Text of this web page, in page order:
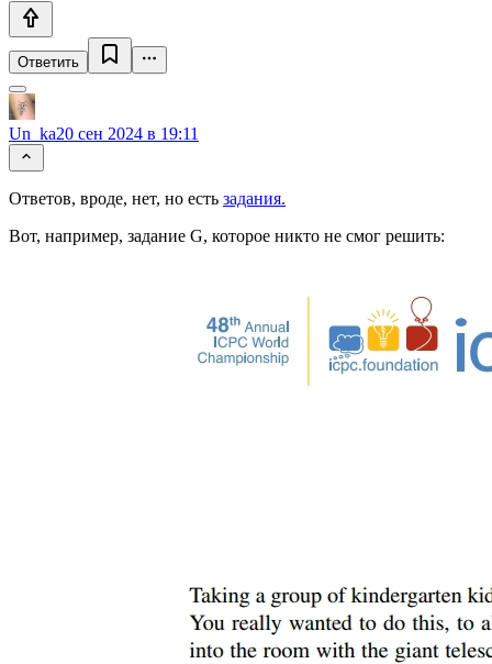
Ответить
Un_ka20 сен 2024 в 19:11
Ответов, вроде, нет, но есть задания.
Вот, например, задание G, которое никто не смог решить: